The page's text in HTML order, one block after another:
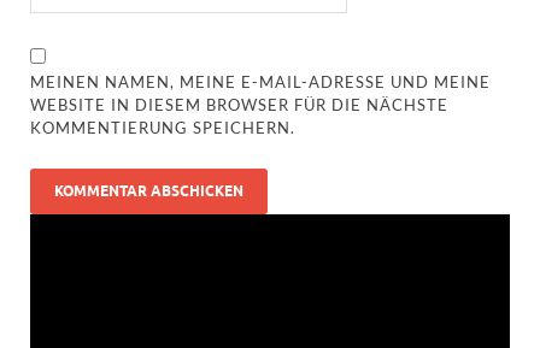
MEINEN NAMEN, MEINE E-MAIL-ADRESSE UND MEINE
WEBSITE IN DIESEM BROWSER FÜR DIE NÄCHSTE
KOMMENTIERUNG SPEICHERN.